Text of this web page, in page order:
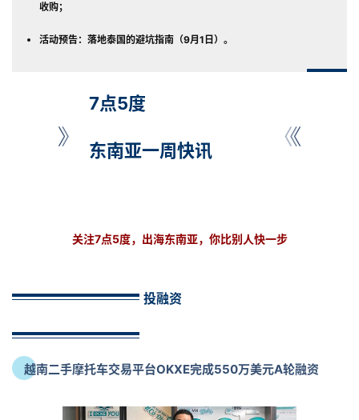
收购；
活动预告：落地泰国的避坑指南（9月1日）。
7点5度
东南亚一周快讯
关注7点5度，出海东南亚，你比别人快一步
投融资
越南二手摩托车交易平台OKXE完成550万美元A轮融资